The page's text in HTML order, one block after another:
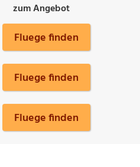
zum Angebot
Fluege finden
Fluege finden
Fluege finden